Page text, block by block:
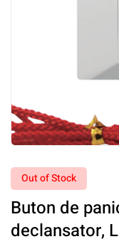
Out of Stock
Buton de
declansator,